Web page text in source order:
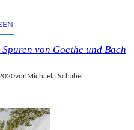
C
E
von Goethe und Bach
vonMichaela Schabel